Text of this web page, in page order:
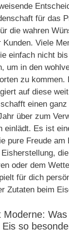
für das
die wahren
Kunden. Viele
einfach nicht
um in den
zu kommen.
auf diese
einen
über zum
einlädt. Es ist
pure Freude am
oder dem
für dich
Zutaten beim
Moderne:
so